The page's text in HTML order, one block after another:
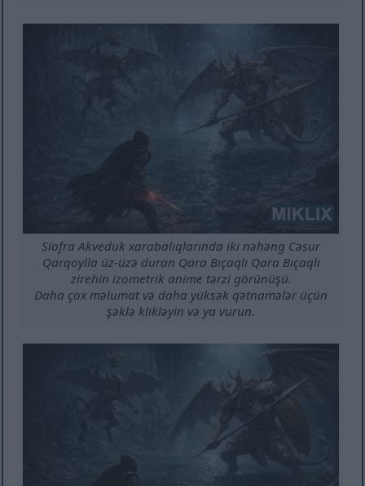
Siofra Akveduk xarabalıqlarında iki nəhəng Cəsur
Qarqoylla üz-üzə duran Qara Bıçaqlı Qara Bıçaqlı
zirehin izometrik anime tərzi görünüşü.
Daha çox məlumat və daha yüksək qətnamələr üçün
şəklə klikləyin və ya vurun.